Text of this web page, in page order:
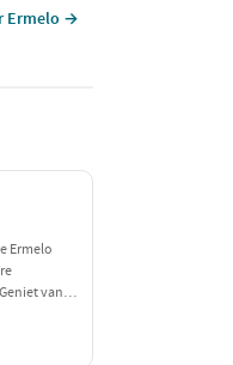
om
Ermelo →
Ermelo
van